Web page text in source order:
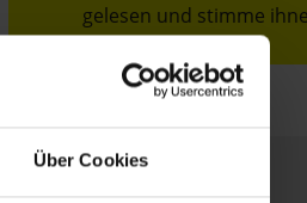
Über Cookies
gelesen und stimme